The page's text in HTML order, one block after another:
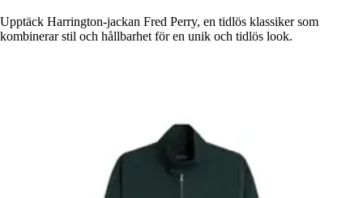
Upptäck Harrington-jackan Fred Perry, en tidlös klassiker som
kombinerar stil och hållbarhet för en unik och tidlös look.